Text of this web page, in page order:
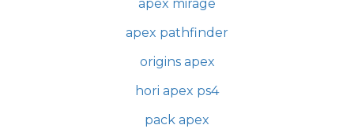
apex mirage
apex pathfinder
origins apex
hori apex ps4
pack apex